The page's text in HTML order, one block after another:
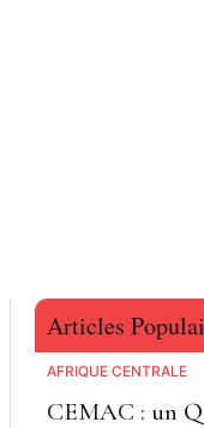
Articles
AFRIQUE CENTRALE
CEMAC : un